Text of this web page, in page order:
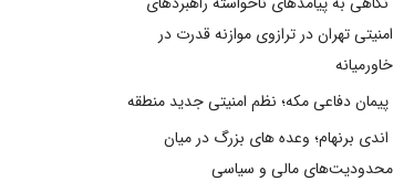
امنیتی تهران در ترازوی موازنه قدرت در
خاورمیانه
پیمان دفاعی مکه؛ نظم امنیتی جدید منطقه
اندی برنهام؛ وعده های بزرگ در میان
محدودیت‌های مالی و سیاسی